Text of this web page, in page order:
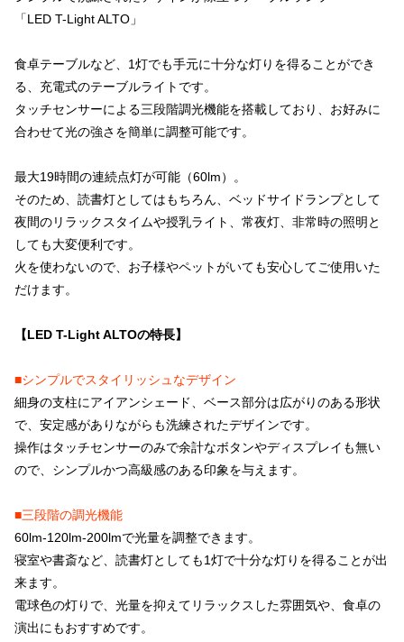
「LED T-Light ALTO」
食卓テーブルなど、1灯でも手元に十分な灯りを得ることができ
る、充電式のテーブルライトです。
タッチセンサーによる三段階調光機能を搭載しており、お好みに
合わせて光の強さを簡単に調整可能です。
最大19時間の連続点灯が可能（60lm）。
そのため、読書灯としてはもちろん、ベッドサイドランプとして
夜間のリラックスタイムや授乳ライト、常夜灯、非常時の照明と
しても大変便利です。
火を使わないので、お子様やペットがいても安心してご使用いた
だけます。
【LED T-Light ALTOの特長】
■シンプルでスタイリッシュなデザイン
細身の支柱にアイアンシェード、ベース部分は広がりのある形状
で、安定感がありながらも洗練されたデザインです。
操作はタッチセンサーのみで余計なボタンやディスプレイも無い
ので、シンプルかつ高級感のある印象を与えます。
■三段階の調光機能
60lm-120lm-200lmで光量を調整できます。
寝室や書斎など、読書灯としても1灯で十分な灯りを得ることが出
来ます。
電球色の灯りで、光量を抑えてリラックスした雰囲気や、食卓の
演出にもおすすめです。